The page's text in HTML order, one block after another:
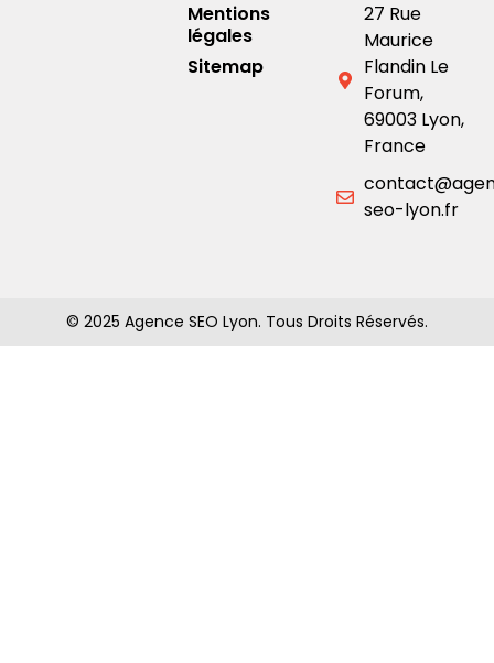
Mentions
légales
Sitemap
27 Rue
Maurice
Flandin Le
Forum,
69003 Lyon,
France
seo-lyon.fr
© 2025 Agence SEO Lyon. Tous Droits Réservés.